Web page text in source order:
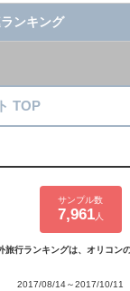
ンキング
TOP
サンプル数
7,961人
旅行ランキングは、オリコン
2017/08/14～2017/10/11